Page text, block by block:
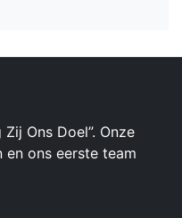
Ons Doel”. Onze
ons eerste team